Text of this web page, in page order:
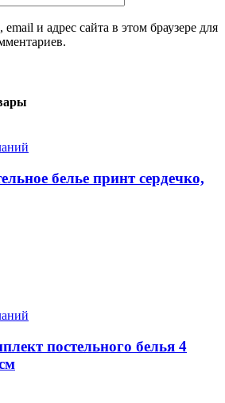
и адрес сайта в этом браузере для
белье принт сердечко,
постельного белья 4